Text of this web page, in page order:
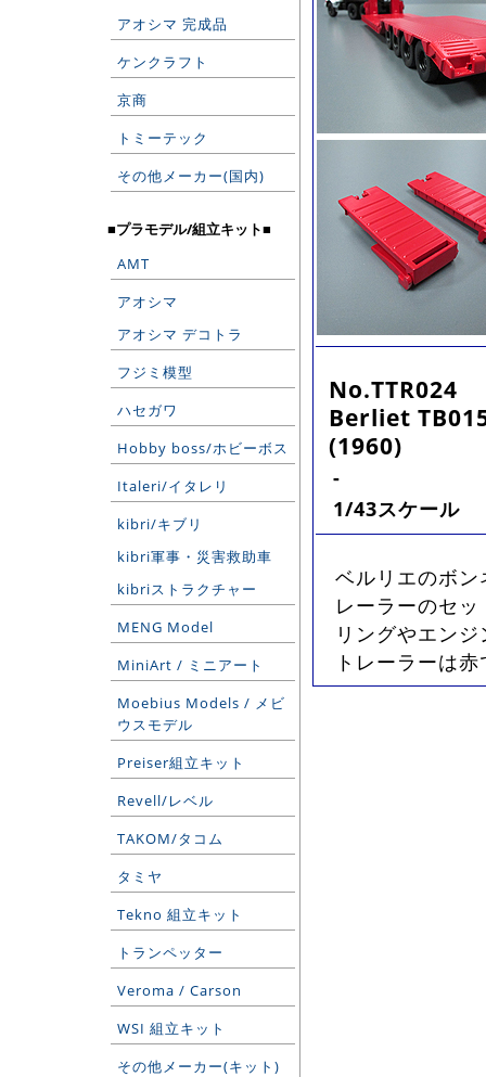
アオシマ 完成品
ケンクラフト
京商
トミーテック
その他メーカー(国内)
■プラモデル/組立キット■
AMT
アオシマ
アオシマ デコトラ
フジミ模型
ハセガワ
Hobby boss/ホビーボス
Italeri/イタレリ
kibri/キブリ
kibri軍事・災害救助車
kibriストラクチャー
MENG Model
MiniArt / ミニアート
Moebius Models / メビ
ウスモデル
Preiser組立キット
Revell/レベル
TAKOM/タコム
タミヤ
Tekno 組立キット
トランペッター
Veroma / Carson
WSI 組立キット
その他メーカー(キット)
No.TTR024
Berliet
(1960)
-
1/43スケール
ベルリエのボ
レーラーのセ
リングやエン
トレーラーは